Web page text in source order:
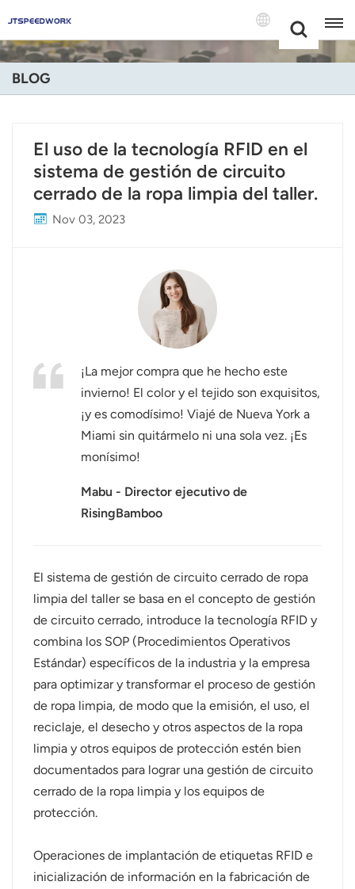
+86 -18681515767
English
Deutsch
Русский
Español
Português
Nederland
عربي
日语
Türk
Polski
Tiếng Việt
Indonesia
norsk
magyar
BLOG
El uso de la tecnología RFID en el
sistema de gestión de circuito
cerrado de la ropa limpia del taller.
Nov 03, 2023
¡La mejor compra que he hecho este
invierno! El color y el tejido son exquisitos,
¡y es comodísimo! Viajé de Nueva York a
Miami sin quitármelo ni una sola vez. ¡Es
monísimo!
Mabu - Director ejecutivo de
RisingBamboo
El sistema de gestión de circuito cerrado de ropa
limpia del taller se basa en el concepto de gestión
de circuito cerrado, introduce la tecnología RFID y
combina los SOP (Procedimientos Operativos
Estándar) específicos de la industria y la empresa
para optimizar y transformar el proceso de gestión
de ropa limpia, de modo que la emisión, el uso, el
reciclaje, el desecho y otros aspectos de la ropa
limpia y otros equipos de protección estén bien
documentados para lograr una gestión de circuito
cerrado de la ropa limpia y los equipos de
protección.
Operaciones de implantación de etiquetas RFID e
inicialización de información en la fabricación de